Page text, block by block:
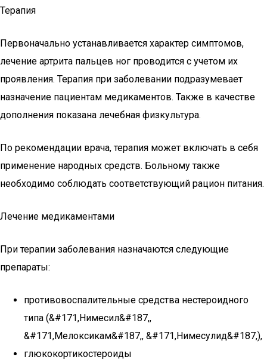
Терапия
Первоначально устанавливается характер симптомов,
лечение артрита пальцев ног проводится с учетом их
проявления. Терапия при заболевании подразумевает
назначение пациентам медикаментов. Также в качестве
дополнения показана лечебная физкультура.
По рекомендации врача, терапия может включать в себя
применение народных средств. Больному также
необходимо соблюдать соответствующий рацион питания.
Лечение медикаментами
При терапии заболевания назначаются следующие
препараты:
противовоспалительные средства нестероидного
типа (&#171,Нимесил&#187,,
&#171,Мелоксикам&#187,, &#171,Нимесулид&#187,),
глюкокортикостероиды